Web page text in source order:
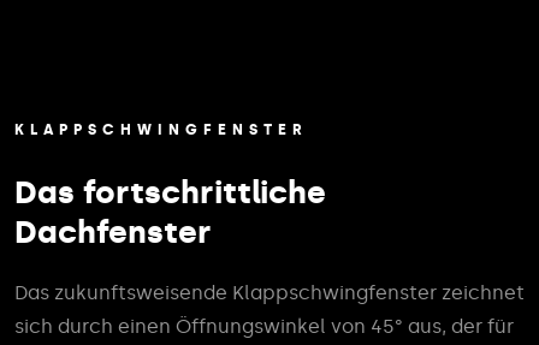
KLAPPSCHWINGFENSTER
Das fortschrittliche
Dachfenster
Das zukunftsweisende Klappschwingfenster zeichnet
sich durch einen Öffnungswinkel von 45° aus, der für